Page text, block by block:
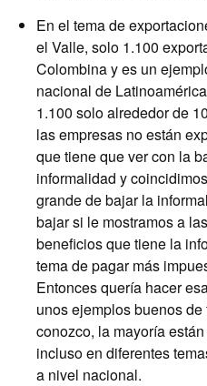
En el tema de
el Valle, solo 1.100
Colombina y es un
nacional de
1.100 solo alrededor de
las empresas no están
que tiene que ver con la
informalidad y
grande de bajar la
bajar si le mostramos a
beneficios que tiene la
tema de pagar más
Entonces quería hacer
unos ejemplos buenos
conozco, la mayoría
incluso en diferentes
a nivel nacional.